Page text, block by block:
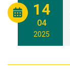
14
04
2025